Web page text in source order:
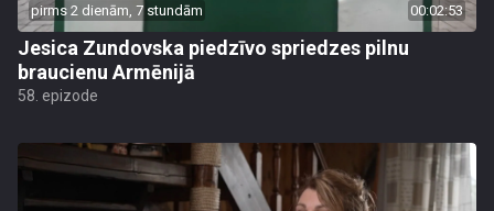
pirms 2 dienām, 7 stundām 00:02:53
Jesica Zundovska piedzīvo spriedzes pilnu
braucienu Armēnijā
58. epizode